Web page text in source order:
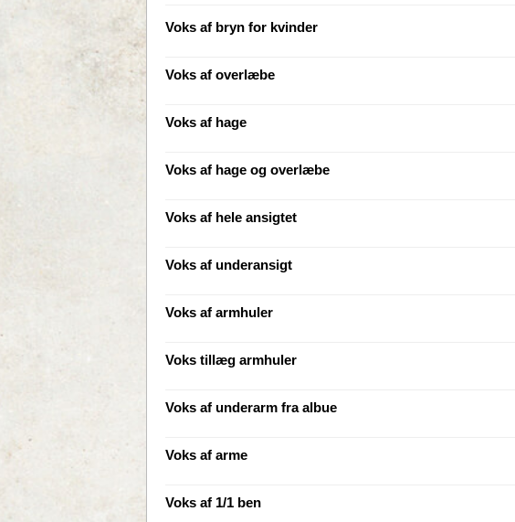
Voks af bryn for kvinder
Voks af overlæbe
Voks af hage
Voks af hage og overlæbe
Voks af hele ansigtet
Voks af underansigt
Voks af armhuler
Voks tillæg armhuler
Voks af underarm fra albue
Voks af arme
Voks af 1/1 ben